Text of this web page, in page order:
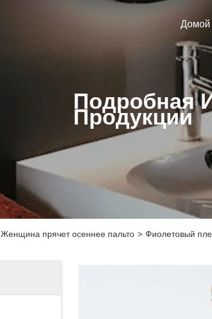
Домой
Подробная
Продукции
Женщина прячет осеннее пальто > Фиолетовый